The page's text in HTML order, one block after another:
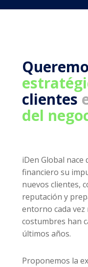
clientes
del
iDen Global nace
financiero su
nuevos clientes,
reputación y
entorno cada vez
costumbres han
últimos años.
Proponemos la